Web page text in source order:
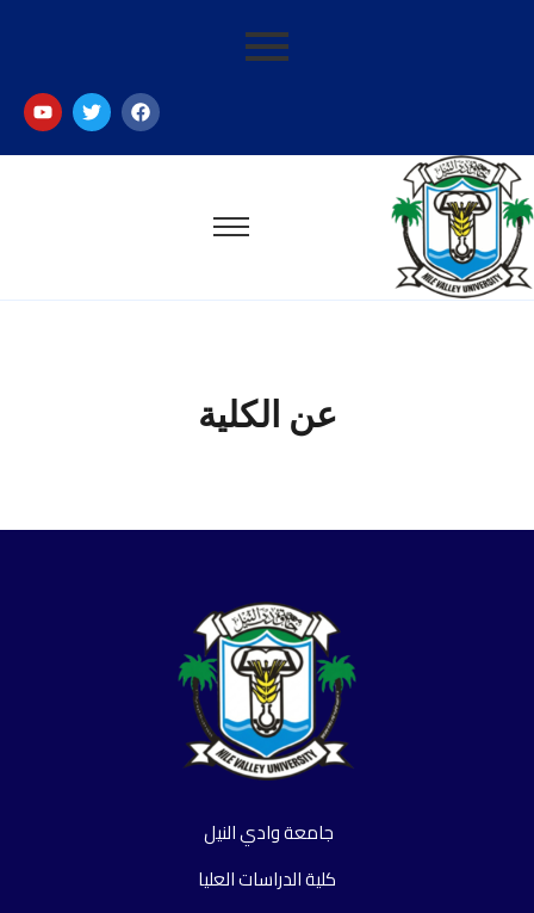
عن الكلية
جامعة وادي النيل
كلية الدراسات العليا